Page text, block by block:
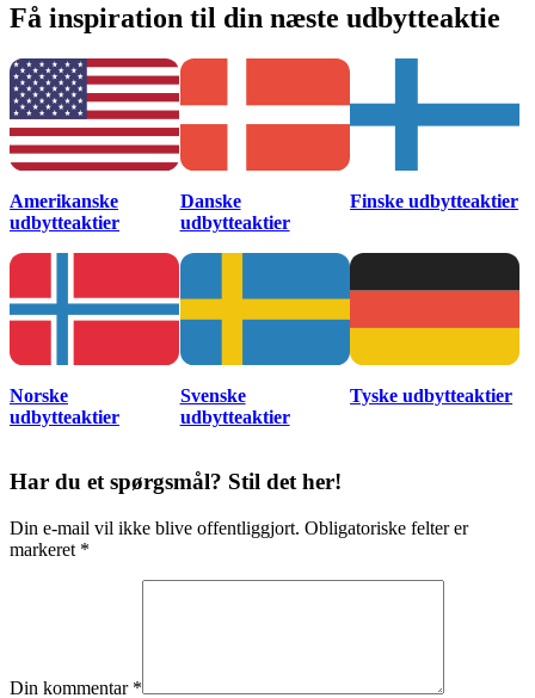
Få inspiration til din næste udbytteaktie
Amerikanske
udbytteaktier
Danske
udbytteaktier
Finske udbytteaktier
Norske
udbytteaktier
Svenske
udbytteaktier
Tyske udbytteaktier
Har du et spørgsmål? Stil det her!
Din e-mail vil ikke blive offentliggjort. Obligatoriske felter er
markeret *
Din kommentar *